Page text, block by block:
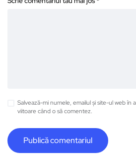
Salvează-mi numele, emailul și site-ul web în
viitoare când o să comentez.